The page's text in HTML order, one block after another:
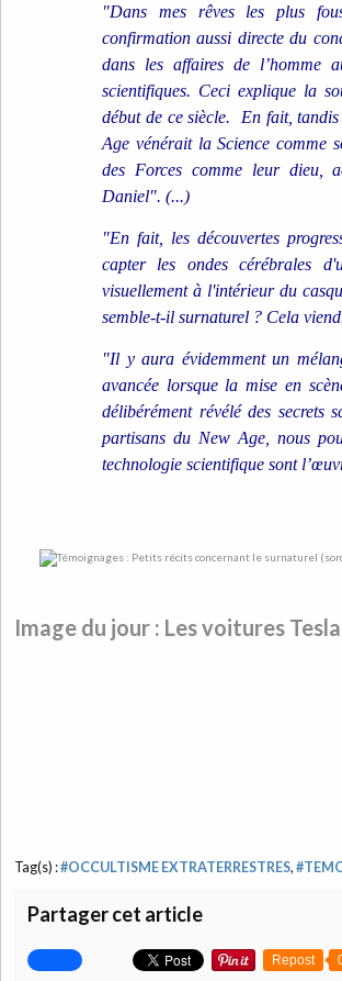
"Dans mes rêves les plus
confirmation aussi directe du
dans les affaires de l’homme
scientifiques. Ceci explique la
début de ce siècle. En fait,
Age vénérait la Science comme
des Forces comme leur dieu,
Daniel". (...)
"En fait, les découvertes
capter les ondes cérébrales
visuellement à l'intérieur du
semble-t-il surnaturel ? Cela
"Il y aura évidemment un
avancée lorsque la mise en
délibérément révélé des secrets
partisans du New Age, nous
technologie scientifique sont
Image du jour : Les voitures
Tag(s) :#OCCULTISME EXTRATERRESTRES,
Partager cet article
Repost